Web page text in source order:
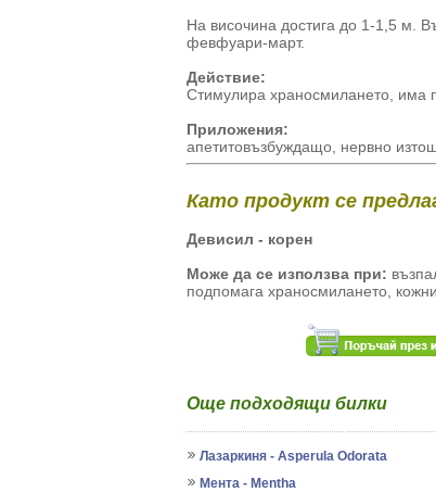
На височина достига до 1-1,5 м.
февфуари-март.
Действие:
Стимулира храносмилането, има
Приложения:
апетитовъзбуждащо, нервно
Като продукт се
Девисил - корен
Може да се използва при:
подпомага храносмилането,
Още подходящи билки
Лазаркиня - Asperula Odorata
Мента - Mentha